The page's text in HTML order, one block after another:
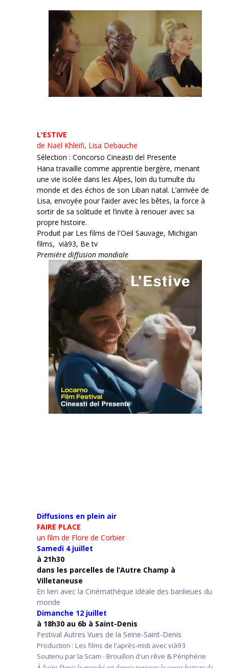
L'ESTIVE
de Naël Khleifi, Lisa Debauche
Sélection : Concorso Cineasti del Presente
Hana travaille comme apprentie bergère, menant
une vie isolée dans les Alpes, loin du tumulte du
monde et des échos de son Liban natal. L’arrivée de
Lisa, envoyée pour l’aider avec les bêtes, la force à
sortir de sa solitude et l’invite à renouer avec sa
propre histoire.
Produit par Les films de l'Oeil Sauvage, Michigan
films, vià93, Be tv
Première diffusion mondiale
Diffusions en plein air
FAIRE PLACE
un film de Flore de Corbier
Samedi 4 juillet
à 21h30
dans les parcelles de l’Autre Champ à
Villetaneuse
En lien avec la Cinémathèque idéale des banlieues du
monde
Dimanche 12 juillet
à 18h30 au 6b à Saint-Denis
Festival Autres Vues de la Seine-Saint-Denis
Production : Les films de l'après-midi avec vià93
Soutenu par la Scam - Brouillon d'un rêve & Périphérie